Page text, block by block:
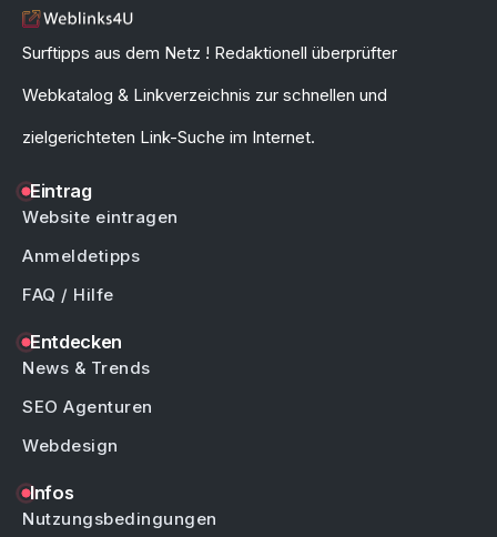
Surftipps aus dem Netz ! Redaktionell überprüfter
Webkatalog & Linkverzeichnis zur schnellen und
zielgerichteten Link-Suche im Internet.
Eintrag
Website eintragen
Anmeldetipps
FAQ / Hilfe
Entdecken
News & Trends
SEO Agenturen
Webdesign
Infos
Nutzungsbedingungen